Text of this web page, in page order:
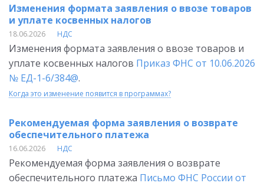
Изменения формата заявления о ввозе товаров
и уплате косвенных налогов
18.06.2026 НДС
Изменения формата заявления о ввозе товаров и
уплате косвенных налогов Приказ ФНС от 10.06.2026
№ ЕД-1-6/384@.
Когда это изменение появится в программах?
Рекомендуемая форма заявления о возврате
обеспечительного платежа
16.06.2026 НДС
Рекомендуемая форма заявления о возврате
обеспечительного платежа Письмо ФНС России от